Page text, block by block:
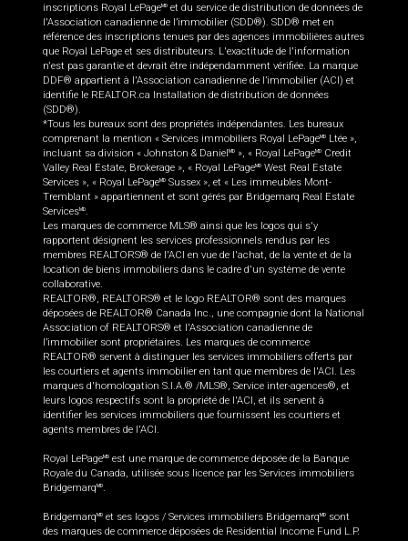
inscriptions Royal LePageMD et du service de distribution de données de
l'Association canadienne de l’immobilier (SDD®). SDD® met en
référence des inscriptions tenues par des agences immobilières autres
que Royal LePage et ses distributeurs. L'exactitude de l'information
n'est pas garantie et devrait être indépendamment vérifiée. La marque
DDF® appartient à l'Association canadienne de l’immobilier (ACI) et
identifie le REALTOR.ca Installation de distribution de données
(SDD®).
*Tous les bureaux sont des propriétés indépendantes. Les bureaux
comprenant la mention « Services immobiliers Royal LePageMD
Ltée »,
incluant sa division « Johnston & Daniel MD », « Royal LePageMD
Credit
Valley Real Estate, Brokerage », « Royal LePageMD West Real Estate
Services », « Royal LePageMD Sussex », et « Les immeubles Mont-
Tremblant » appartiennent et sont gérés par Bridgemarq Real Estate
ServicesMD.
Les marques de commerce MLS® ainsi que les logos qui s'y
rapportent désignent les services professionnels rendus par les
membres REALTORS® de l'ACI en vue de l'achat, de la vente et de la
location de biens immobiliers dans le cadre d'un système de vente
collaborative.
REALTOR®, REALTORS® et le logo REALTOR® sont des marques
déposées de REALTOR® Canada Inc., une compagnie dont la National
Association of REALTORS® et l'Association canadienne de
l’immobilier sont propriétaires. Les marques de commerce
REALTOR® servent à distinguer les services immobiliers offerts par
les courtiers et agents immobilier en tant que membres de l'ACI. Les
marques d'homologation S.I.A.® /MLS®, Service inter-agences®, et
leurs logos respectifs sont la propriété de l'ACI, et ils servent à
identifier les services immobiliers que fournissent les courtiers et
agents membres de l'ACI.
Royal LePageMD est une marque de commerce déposée de la Banque
Royale du Canada, utilisée sous licence par les Services immobiliers
BridgemarqMD.
BridgemarqMD et ses logos / Services immobiliers BridgemarqMD
sont
des marques de commerce déposées de Residential Income Fund L.P.